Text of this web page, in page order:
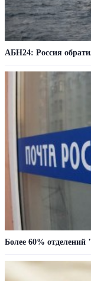
АБН24: Россия
Более 60%